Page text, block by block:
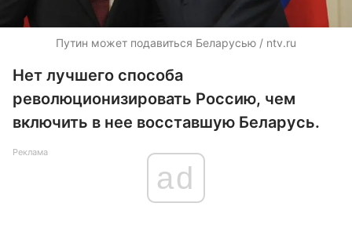
Путин может подавиться Беларусью / ntv.ru
Нет лучшего способа
революционизировать Россию, чем
включить в нее восставшую Беларусь.
Реклама
ad